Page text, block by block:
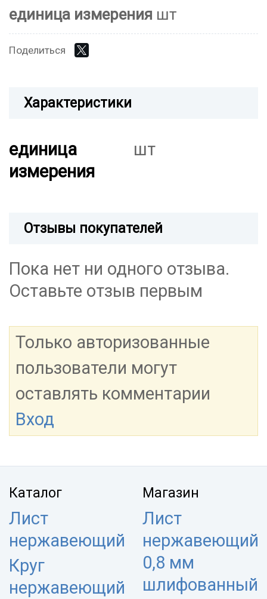
единица измерения шт
Поделиться
Характеристики
единица
измерения
шт
Отзывы покупателей
Пока нет ни одного отзыва.
Оставьте отзыв первым
Только авторизованные
пользователи могут
оставлять комментарии
Вход
Каталог
Лист
нержавеющий
Круг
нержавеющий
Магазин
Лист
нержавеющий
0,8 мм
шлифованный